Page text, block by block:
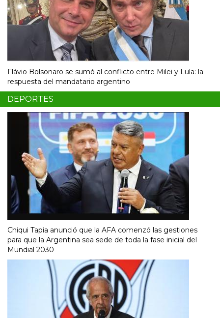
Flávio Bolsonaro se sumó al conflicto entre Milei y Lula: la
respuesta del mandatario argentino
DEPORTES
Chiqui Tapia anunció que la AFA comenzó las gestiones
para que la Argentina sea sede de toda la fase inicial del
Mundial 2030